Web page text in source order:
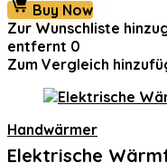
Buy Now
Zur Wunschliste
entfernt 0
Zum Vergleich
Handwärmer
Elektrische